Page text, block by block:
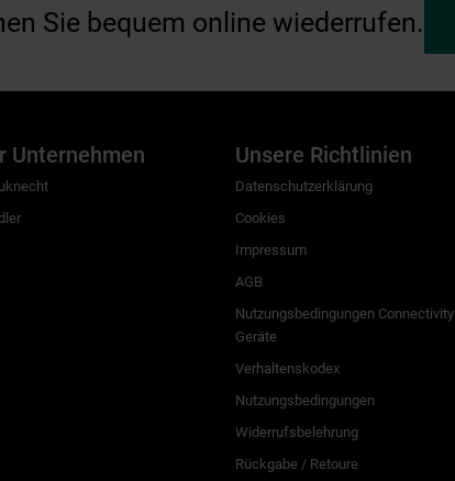
Sie bequem online wiederrufen.
Unternehmen Unsere Richtlinien
Datenschutzerklärung
Cookies
Impressum
AGB
Nutzungsbedingungen Connectivity
Geräte
Verhaltenskodex
Nutzungsbedingungen
Widerrufsbelehrung
Rückgabe / Retoure